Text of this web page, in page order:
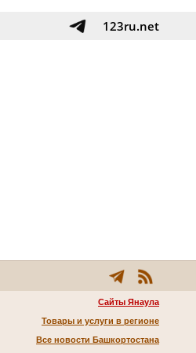
123ru.net
Сайты Янаула
Товары и услуги в регионе
Все новости Башкортостана